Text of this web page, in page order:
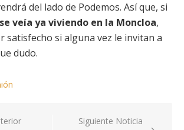
del lado de Podemos. Así que, si
veía ya viviendo en la Moncloa,
satisfecho si alguna vez le invitan a
dudo.
Siguiente Noticia